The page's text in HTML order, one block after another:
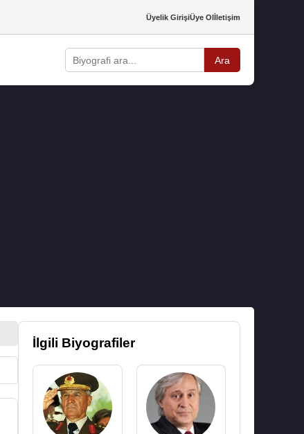
Üyelik GirişiÜye Olİletişim
Ara
İlgili Biyografiler